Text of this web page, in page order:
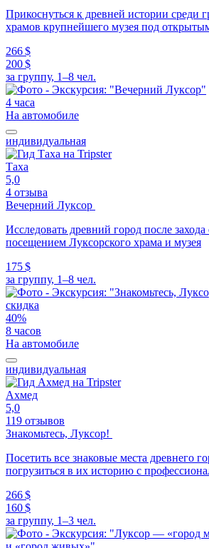
Прикоснуться к древней истории среди
храмов крупнейшего музея под
266 $
200 $
за группу, 1–8 чел.
4 часа
На автомобиле
индивидуальная
Таха
5,0
4 отзыва
Вечерний Луксор
Исследовать древний город после захода
посещением Луксорского храма и музея
175 $
за группу, 1–8 чел.
скидка
40%
8 часов
На автомобиле
индивидуальная
Ахмед
5,0
119 отзывов
Знакомьтесь, Луксор!
Посетить все знаковые места древнего
погрузиться в их историю с
266 $
160 $
за группу, 1–3 чел.